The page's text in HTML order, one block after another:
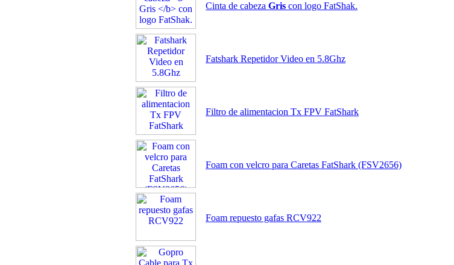
Cinta de cabeza Gris con logo FatShak.
Fatshark Repetidor Video en 5.8Ghz
Filtro de alimentacion Tx FPV FatShark
Foam con velcro para Caretas FatShark (FSV2656)
Foam repuesto gafas RCV922